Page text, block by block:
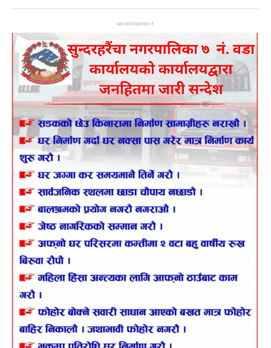
पुनरावेदनको निवेदन दर्ता गरेको जनाएको छ।
आयोगले विशेष अदालतको फैसलाको कानुनी परीक्षण आवश्यक रहेको भन्दै
अभियोगमा प्रस्तुत प्रमाण र तथ्यका आधारमा पुनरावेदन प्रक्रिया अघि
बढाएको हो।
ADVERTISEMENT